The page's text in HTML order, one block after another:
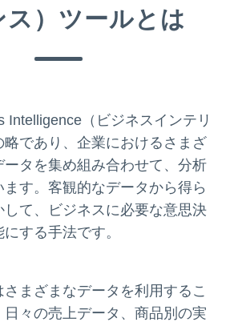
ス）ツールとは
Intelligence（ビジネスインテリ
略であり、企業におけるさまざ
ータを集め組み合わせて、分析
す。客観的なデータから得ら
して、ビジネスに必要な意思決
する手法です。
まざまなデータを利用するこ
日々の売上データ、商品別の実